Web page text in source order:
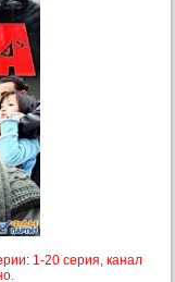
1-20 серия, канал